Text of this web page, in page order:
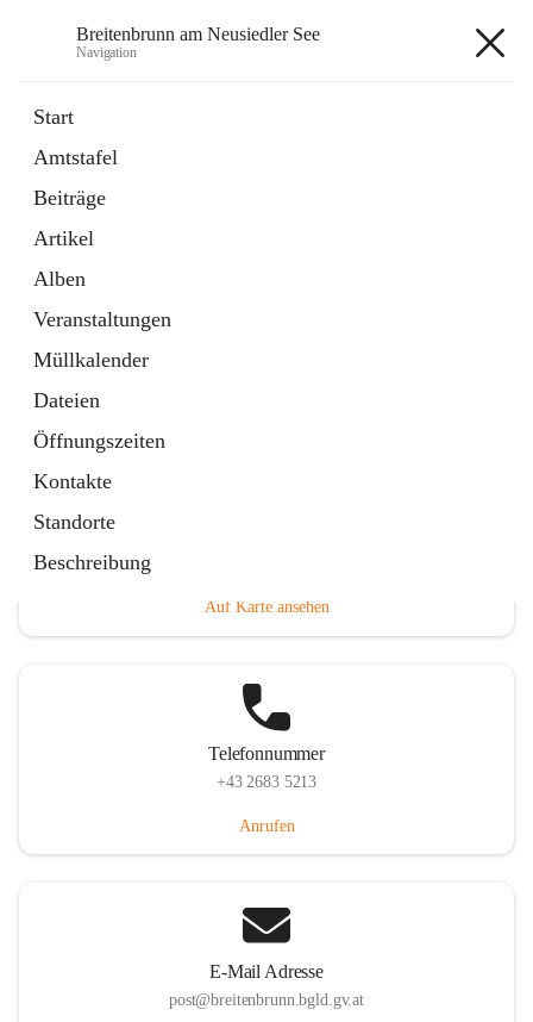
Breitenbrunn am Neusiedler See
Navigation
Start
Amtstafel
Beiträge
Artikel
Alben
Veranstaltungen
Müllkalender
Dateien
Öffnungszeiten
Kontakte
Standorte
Beschreibung
18 Schnellzugriffe
Gemeindeservice
Auf Karte ansehen
Telefonnummer
+43 2683 5213
Anrufen
E-Mail Adresse
post@breitenbrunn.bgld.gv.at